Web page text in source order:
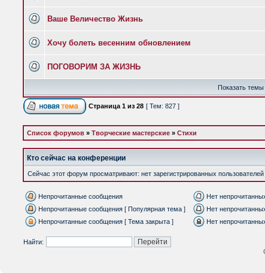
Ваше Величество Жизнь
Хочу болеть весенним обновлением
ПОГОВОРИМ ЗА ЖИЗНЬ
Показать темы
Страница 1 из 28 [ Тем: 827 ]
Список форумов » Творческие мастерские » Стихи
Кто сейчас на конференции
Сейчас этот форум просматривают: нет зарегистрированных пользователей
Непрочитанные сообщения Нет
Непрочитанные сообщения [ Популярная тема ]
Нет
Непрочитанные сообщения [ Тема закрыта ]
Нет
Найти: